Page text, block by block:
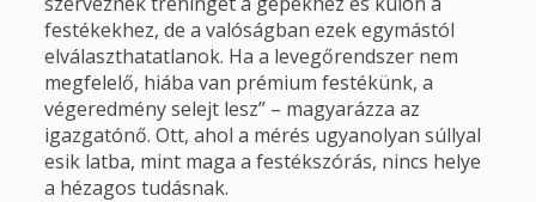
festékekhez, de a valóságban ezek egymástól
elválaszthatatlanok. Ha a levegőrendszer nem
megfelelő, hiába van prémium festékünk, a
végeredmény selejt lesz” – magyarázza az
igazgatónő. Ott, ahol a mérés ugyanolyan súllyal
esik latba, mint maga a festékszórás, nincs helye
a hézagos tudásnak.